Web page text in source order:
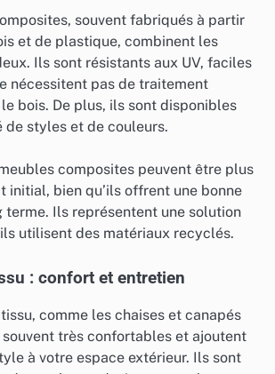
souvent fabriqués à partir
et de plastique, combinent les
Ils sont résistants aux UV, faciles
nécessitent pas de traitement
bois. De plus, ils sont disponibles
de styles et de couleurs.
composites peuvent être plus
initial, bien qu’ils offrent une bonne
Ils représentent une solution
utilisent des matériaux recyclés.
: confort et entretien
comme les chaises et canapés
souvent très confortables et ajoutent
à votre espace extérieur. Ils sont